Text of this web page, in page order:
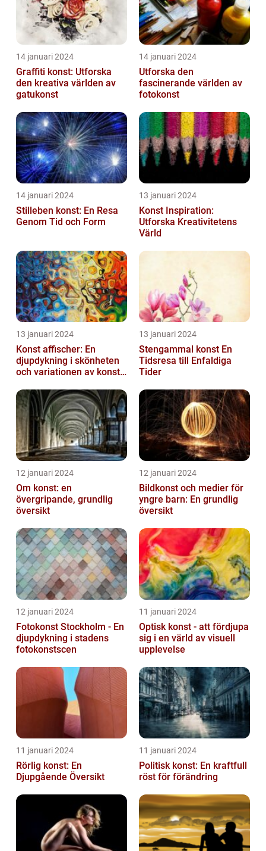
14 januari 2024
Graffiti konst: Utforska
den kreativa världen av
gatukonst
14 januari 2024
Utforska den
fascinerande världen av
fotokonst
14 januari 2024
Stilleben konst: En Resa
Genom Tid och Form
13 januari 2024
Konst Inspiration:
Utforska Kreativitetens
Värld
13 januari 2024
Konst affischer: En
djupdykning i skönheten
och variationen av konst
13 januari 2024
Stengammal konst En
Tidsresa till Enfaldiga
Tider
12 januari 2024
Om konst: en
övergripande, grundlig
översikt
12 januari 2024
Bildkonst och medier för
yngre barn: En grundlig
översikt
12 januari 2024
Fotokonst Stockholm - En
djupdykning i stadens
fotokonstscen
11 januari 2024
Optisk konst - att fördjupa
sig i en värld av visuell
upplevelse
11 januari 2024
Rörlig konst: En
Djupgående Översikt
11 januari 2024
Politisk konst: En kraftfull
röst för förändring